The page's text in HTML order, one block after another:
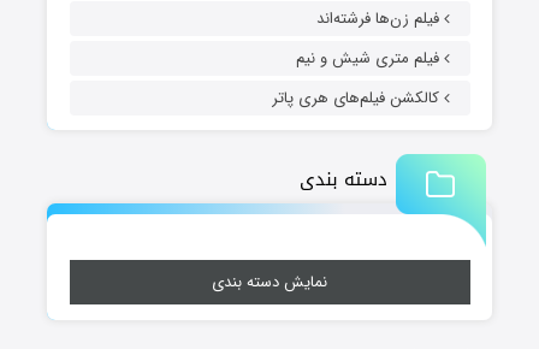
فیلم زن‌ها فرشته‌اند
فیلم متری شیش و نیم
کالکشن فیلم‌های هری پاتر
دسته بندی
نمایش دسته بندی